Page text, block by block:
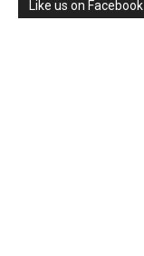
Like us on Facebook